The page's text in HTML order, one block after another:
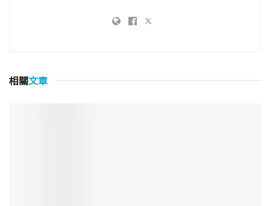
相關文章